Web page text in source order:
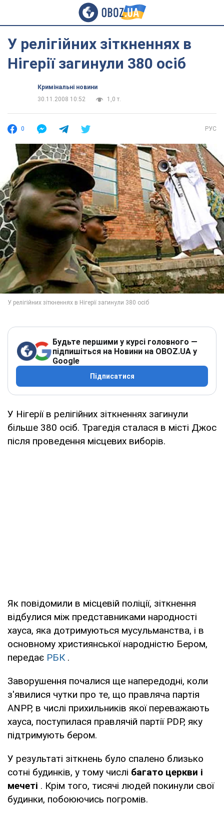
У релігійних зіткненнях в
Нігерії загинули 380 осіб
Кримінальні новини
30.11.2008 10:52
1,0 т.
0 РУС
Будьте першими у курсі головного —
підпишіться на Новини на OBOZ.UA у
Google
Підписатися
У Нігерії в релігійних зіткненнях загинули
більше 380 осіб. Трагедія сталася в місті Джос
після проведення місцевих виборів.
Як повідомили в місцевій поліції, зіткнення
відбулися між представниками народності
хауса, яка дотримуються мусульманства, і в
основному християнської народністю Бером,
передає РБК.
Заворушення почалися ще напередодні, коли
з'явилися чутки про те, що правляча партія
ANPP, в числі прихильників якої переважають
хауса, поступилася правлячій партії PDP, яку
підтримують бером.
У результаті зіткнень було спалено близько
сотні будинків, у тому числі багато церкви і
мечеті . Крім того, тисячі людей покинули свої
будинки, побоюючись погромів.